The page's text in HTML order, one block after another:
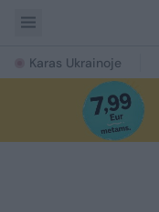
Karas Ukrainoje